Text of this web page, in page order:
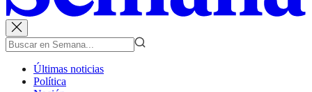
Últimas noticias
Política